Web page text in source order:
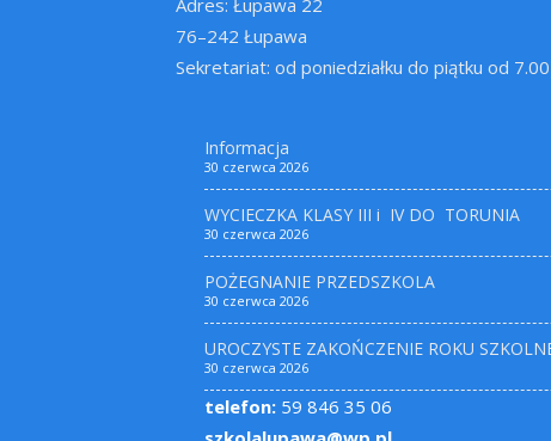
76–242 Łupawa
Sekretariat: od poniedziałku do piątku od
Informacja
30 czerwca 2026
WYCIECZKA KLASY III i IV DO TORUNIA
30 czerwca 2026
POŻEGNANIE PRZEDSZKOLA
30 czerwca 2026
UROCZYSTE ZAKOŃCZENIE ROKU
30 czerwca 2026
telefon: 59 846 35 06